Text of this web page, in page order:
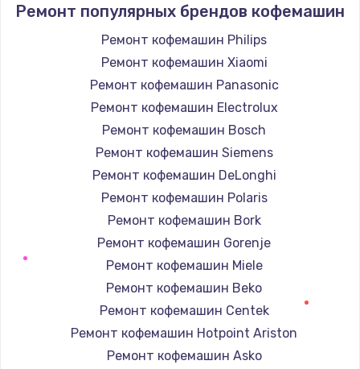
Ремонт популярных брендов кофемашин
Ремонт кофемашин Philips
Ремонт кофемашин Xiaomi
Ремонт кофемашин Panasonic
Ремонт кофемашин Electrolux
Ремонт кофемашин Bosch
Ремонт кофемашин Siemens
Ремонт кофемашин DeLonghi
Ремонт кофемашин Polaris
Ремонт кофемашин Bork
Ремонт кофемашин Gorenje
Ремонт кофемашин Miele
Ремонт кофемашин Beko
Ремонт кофемашин Centek
Ремонт кофемашин Hotpoint Ariston
Ремонт кофемашин Asko